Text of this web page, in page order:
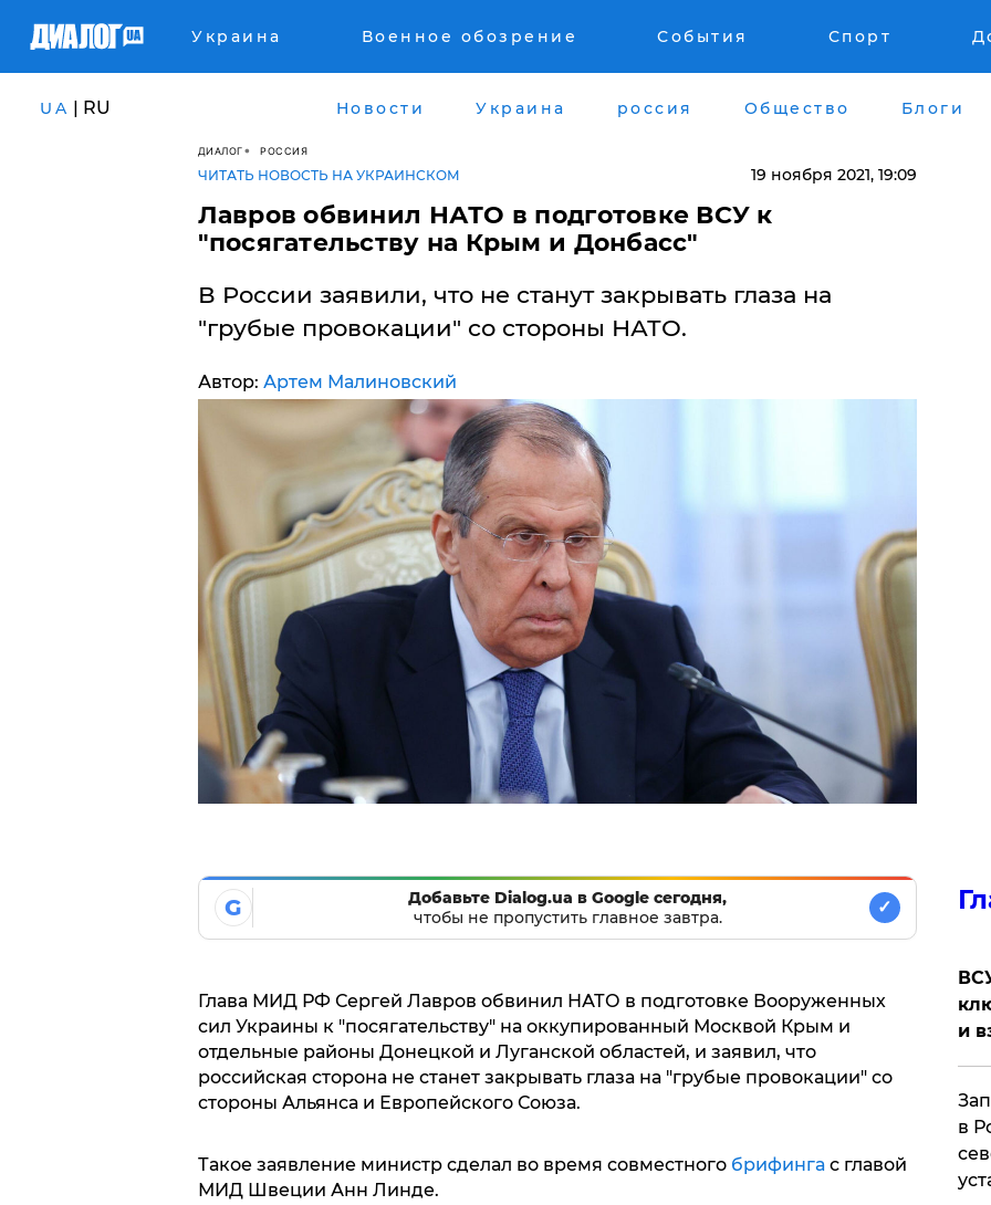
Украина Военное обозрение События Спорт
UA | RU Новости Украина россия Общество Блоги
ДИАЛОГ РОССИЯ
ЧИТАТЬ НОВОСТЬ НА УКРАИНСКОМ 19 ноября 2021, 19:09
Лавров обвинил НАТО в подготовке ВСУ к
"посягательству на Крым и Донбасс"
В России заявили, что не станут закрывать глаза на
"грубые провокации" со стороны НАТО.
Автор: Артем Малиновский
G
Добавьте Dialog.ua в Google сегодня,
чтобы не пропустить главное завтра.
✓
Глава МИД РФ Сергей Лавров обвинил НАТО в подготовке Вооруженных
сил Украины к "посягательству" на оккупированный Москвой Крым и
отдельные районы Донецкой и Луганской областей, и заявил, что
российская сторона не станет закрывать глаза на "грубые провокации" со
стороны Альянса и Европейского Союза.
Такое заявление министр сделал во время совместного брифингас главой
МИД Швеции Анн Линде.
и
в